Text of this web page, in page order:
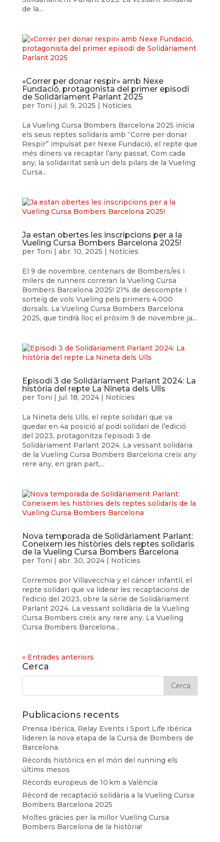
de la...
«Correr per donar respir» amb Nexe
Fundació, protagonista del primer episodi
de Solidàriament Parlant 2025
per Toni jul. 9, 2025 Notícies
La Vueling Cursa Bombers Barcelona 2025 inicia
els seus reptes solidaris amb “Corre per donar
Respir” impulsat per Nexe Fundació, el repte que
més diners va recaptar l’any passat. Com cada
any, la solidaritat serà un dels pilars de la Vueling
Cursa...
Ja estan obertes les inscripcions per a la
Vueling Cursa Bombers Barcelona 2025!
per Toni abr. 10, 2025 Notícies
El 9 de novembre, centenars de Bombers/es i
milers de runners correran la Vueling Cursa
Bombers Barcelona 2025! 21% de descompte i
sorteig de vols Vueling pels primers 4.000
dorsals. La Vueling Cursa Bombers Barcelona
2025, que tindrà lloc el pròxim 9 de novembre ja...
Episodi 3 de Solidàriament Parlant 2024: La
història del repte La Nineta dels Ulls
per Toni jul. 18, 2024| Notícies
La Nineta dels Ulls, el repte solidari que va
quedar en 4a posició al podi solidari de l’edició
del 2023, protagonitza l’episodi 3 de
Solidàriament Parlant 2024. La vessant solidària
de la Vueling Cursa Bombers Barcelona creix any
rere any, en gran part,...
Nova temporada de Solidàriament Parlant:
Coneixem les històries dels reptes solidaris
de la Vueling Cursa Bombers Barcelona
per Toni abr. 30, 2024| Notícies
Corremos por Villavecchia y el cáncer infantil, el
repte solidari que va liderar les recaptacions de
l’edició del 2023, obre la sèrie de Solidàriament
Parlant 2024. La vessant solidària de la Vueling
Cursa Bombers creix any rere any. La Vueling
Cursa Bombers Barcelona...
« Entrades anteriors
Cerca
Publicacions recents
Prensa Ibérica, Relay Events i Sport Life Ibérica
lideren la nova etapa de la Cursa de Bombers de
Barcelona.
Rècords històrics en el món del running els
últims mesos
Rècords europeus de 10 km a València
Rècord de recaptació solidària a la Vueling Cursa
Bombers Barcelona 2025
Moltes gràcies per la millor Vueling Cursa
Bombers Barcelona de la història!